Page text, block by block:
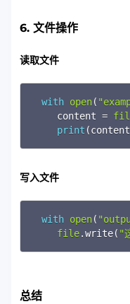
6. 文件操作
读取文件
with open (
    content
=
print (content
写入文件
with open (
file.write( "
总结